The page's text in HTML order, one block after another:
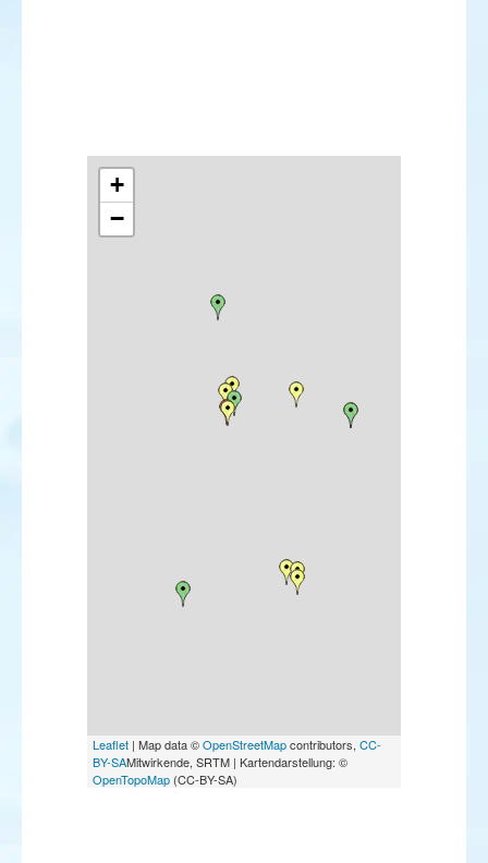
+
−
Leaflet | Map data ©OpenStreetMapcontributors, CC-
BY-SAMitwirkende, SRTM | Kartendarstellung: ©
OpenTopoMap (CC-BY-SA)